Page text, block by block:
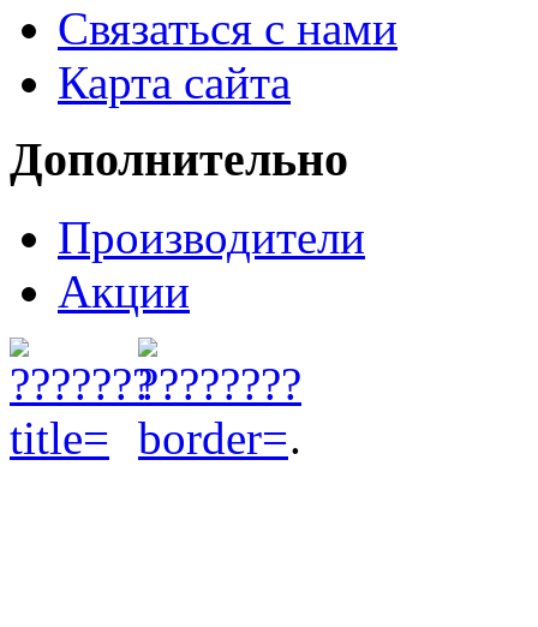
Связаться с нами
Карта сайта
Дополнительно
Производители
Акции
.